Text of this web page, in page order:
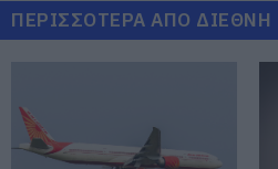
στο μικροβίωμα του εντέρου
06.08.2026 | 21:00
Εύβοια: Ολοκληρώθηκε μεγάλο
έργο
06.08.2026 | 20:40
ΠΕΡΙΣΣΟΤΕΡΑ ΑΠΟ ΔΙΕΘΝΗ